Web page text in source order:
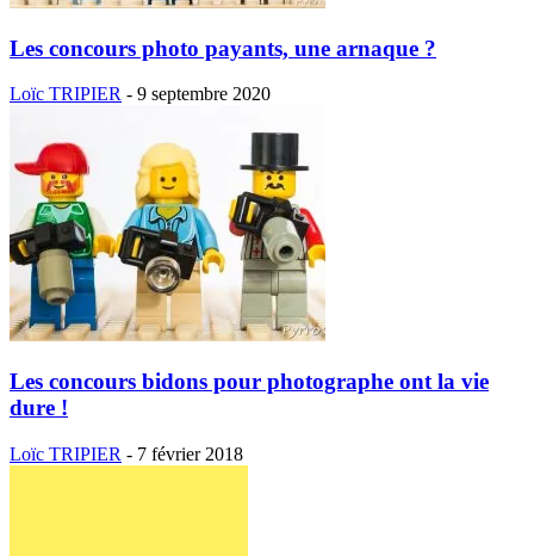
Les concours photo payants, une arnaque ?
Loïc TRIPIER - 9 septembre 2020
Les concours bidons pour photographe ont la vie
dure !
Loïc TRIPIER - 7 février 2018